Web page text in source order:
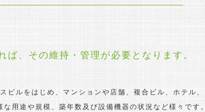
ば、 その維持・管理が必要となります。
ビルをはじめ、マンションや店舗、複合ビル、ホテル、
な用途や規模、築年数及び設備機器の状況など様々です。